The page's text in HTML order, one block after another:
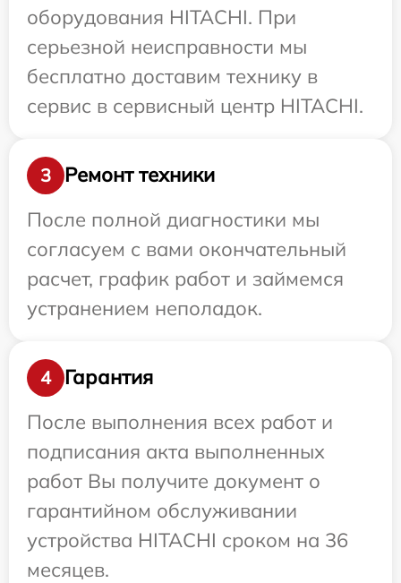
оборудования HITACHI. При
серьезной неисправности мы
бесплатно доставим технику в
сервис в сервисный центр HITACHI.
3
Ремонт техники
После полной диагностики мы
согласуем с вами окончательный
расчет, график работ и займемся
устранением неполадок.
4
Гарантия
После выполнения всех работ и
подписания акта выполненных
работ Вы получите документ о
гарантийном обслуживании
устройства HITACHI сроком на 36
месяцев.